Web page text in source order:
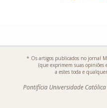
* Os artigos publicados no jornal
(que exprimem suas opiniões
a estes toda e
Pontifícia Universidade Católica